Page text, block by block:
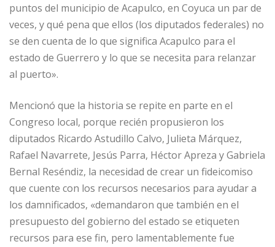
puntos del municipio de Acapulco, en Coyuca un par de
veces, y qué pena que ellos (los diputados federales) no
se den cuenta de lo que significa Acapulco para el
estado de Guerrero y lo que se necesita para relanzar
al puerto».
Mencionó que la historia se repite en parte en el
Congreso local, porque recién propusieron los
diputados Ricardo Astudillo Calvo, Julieta Márquez,
Rafael Navarrete, Jesús Parra, Héctor Apreza y Gabriela
Bernal Reséndiz, la necesidad de crear un fideicomiso
que cuente con los recursos necesarios para ayudar a
los damnificados, «demandaron que también en el
presupuesto del gobierno del estado se etiqueten
recursos para ese fin, pero lamentablemente fue